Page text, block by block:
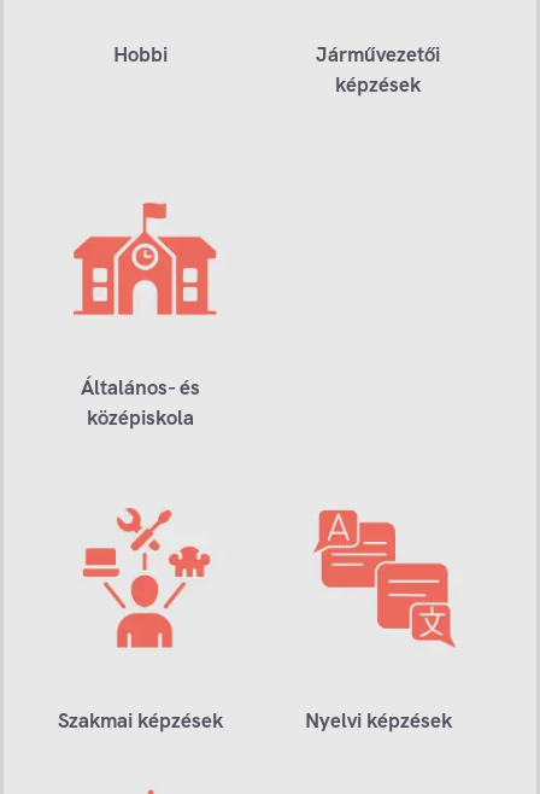
Hobbi
Járművezetői
képzések
Általános- és
középiskola
Szakmai képzések Nyelvi képzések